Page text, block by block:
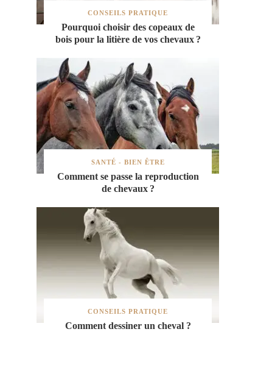
CONSEILS PRATIQUE
Pourquoi choisir des copeaux de
bois pour la litière de vos chevaux ?
SANTÉ - BIEN ÊTRE
Comment se passe la reproduction
de chevaux ?
CONSEILS PRATIQUE
Comment dessiner un cheval ?